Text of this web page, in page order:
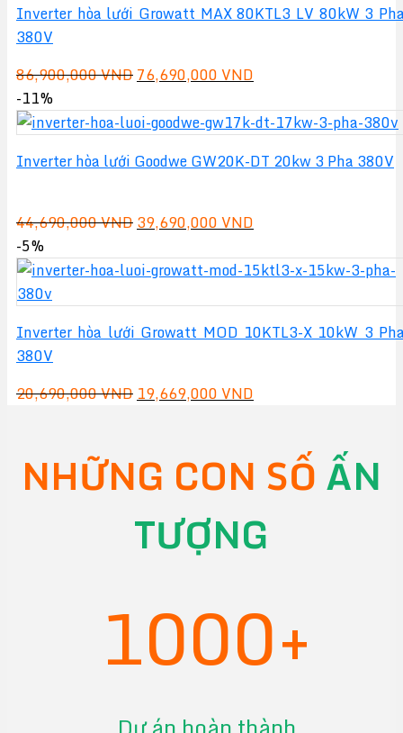
Inverter hòa lưới Growatt MAX 80KTL3 LV 80kW 3
380V
86,900,000VNDGiá
là:
76,690,000VND
tại
76,690,000 VND.
-11%
Inverter hòa lưới Goodwe GW20K-DT 20kw 3 Pha 380V
44,690,000VNDGiá
là:
39,690,000VND
tại
-5%
Inverter hòa lưới Growatt MOD 10KTL3-X 10kW 3
380V
20,690,000VND Giá
20,690,000 VND.
19,669,000VND
là:
19,669,000 VND.
NHỮNG CON SỐ ẤN
TƯỢNG
1000+